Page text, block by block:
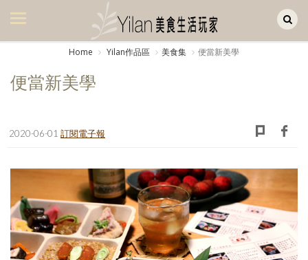
美食集
書房集
日記簿
Home Yilan作品區 美食集 便當新美學
便當新美學
2020-06-01 訂閱電子報